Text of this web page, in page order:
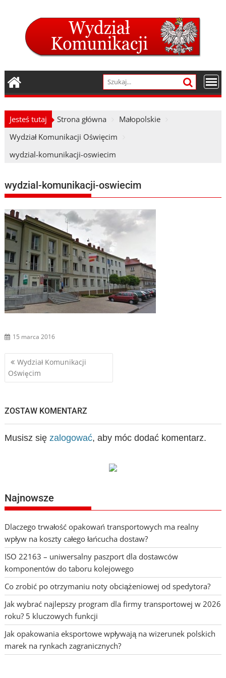
Jesteś tutaj Strona główna
Małopolskie
Wydział Komunikacji Oświęcim
wydzial-komunikacji-oswiecim
wydzial-komunikacji-oswiecim
15 marca 2016
Nawigacja
wpisu
Wydział Komunikacji
Oświęcim
ZOSTAW KOMENTARZ
Musisz się zalogować, aby móc dodać komentarz.
Najnowsze
Dlaczego trwałość opakowań transportowych ma realny
wpływ na koszty całego łańcucha dostaw?
ISO 22163 – uniwersalny paszport dla dostawców
komponentów do taboru kolejowego
Co zrobić po otrzymaniu noty obciążeniowej od spedytora?
Jak wybrać najlepszy program dla firmy transportowej w 2026
roku? 5 kluczowych funkcji
Jak opakowania eksportowe wpływają na wizerunek polskich
marek na rynkach zagranicznych?